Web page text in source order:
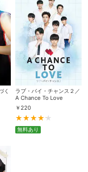
く
ラブ・バイ・チャンス２／
A Chance To Love
￥ 220
無料あり